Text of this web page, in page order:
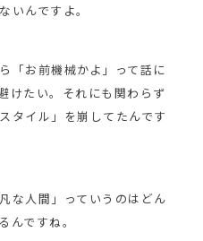
いんですよ。
「お前機械かよ」って話に
けたい。それにも関わらず
タイル」を崩してたんです
な人間」っていうのはどん
んですね。